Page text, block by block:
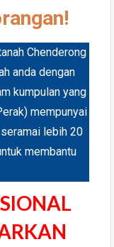
Chenderong
anda dengan
kumpulan yang
mempunyai
seramai lebih 20
membantu